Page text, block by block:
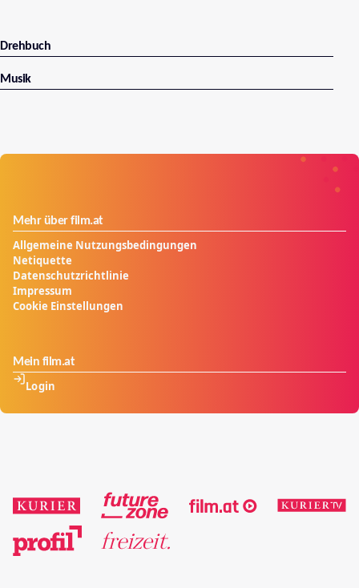
Drehbuch
Musik
Mehr über film.at
Allgemeine Nutzungsbedingungen
Netiquette
Datenschutzrichtlinie
Impressum
Cookie Einstellungen
Mein film.at
Login